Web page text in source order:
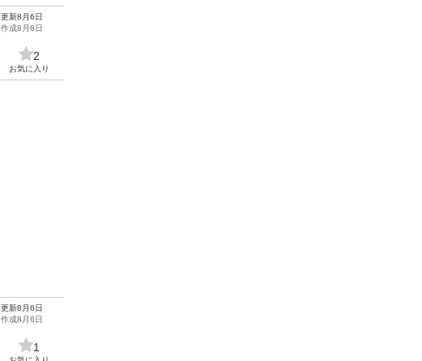
更新8月6日
作成8月6日
2
お気に入り
更新8月6日
作成8月6日
1